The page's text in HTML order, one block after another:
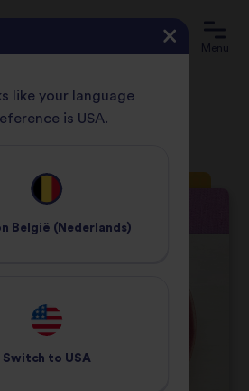
Menu
like your language
is USA.
België (Nederlands)
Switch to USA